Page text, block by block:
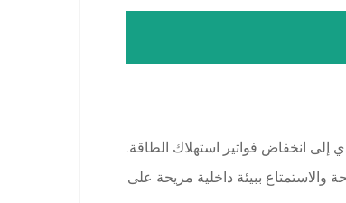
إلى انخفاض فواتير استهلاك الطاقة.
ببيئة داخلية مريحة على